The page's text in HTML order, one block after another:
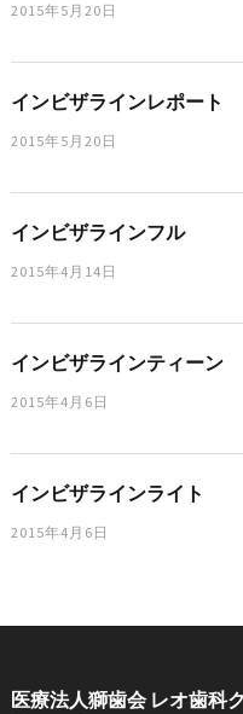
2015年5月20日
インビザラインレポート
2015年5月20日
インビザラインフル
2015年4月14日
インビザラインティーン
2015年4月6日
インビザラインライト
2015年4月6日
医療法人獅歯会 レオ歯科ク